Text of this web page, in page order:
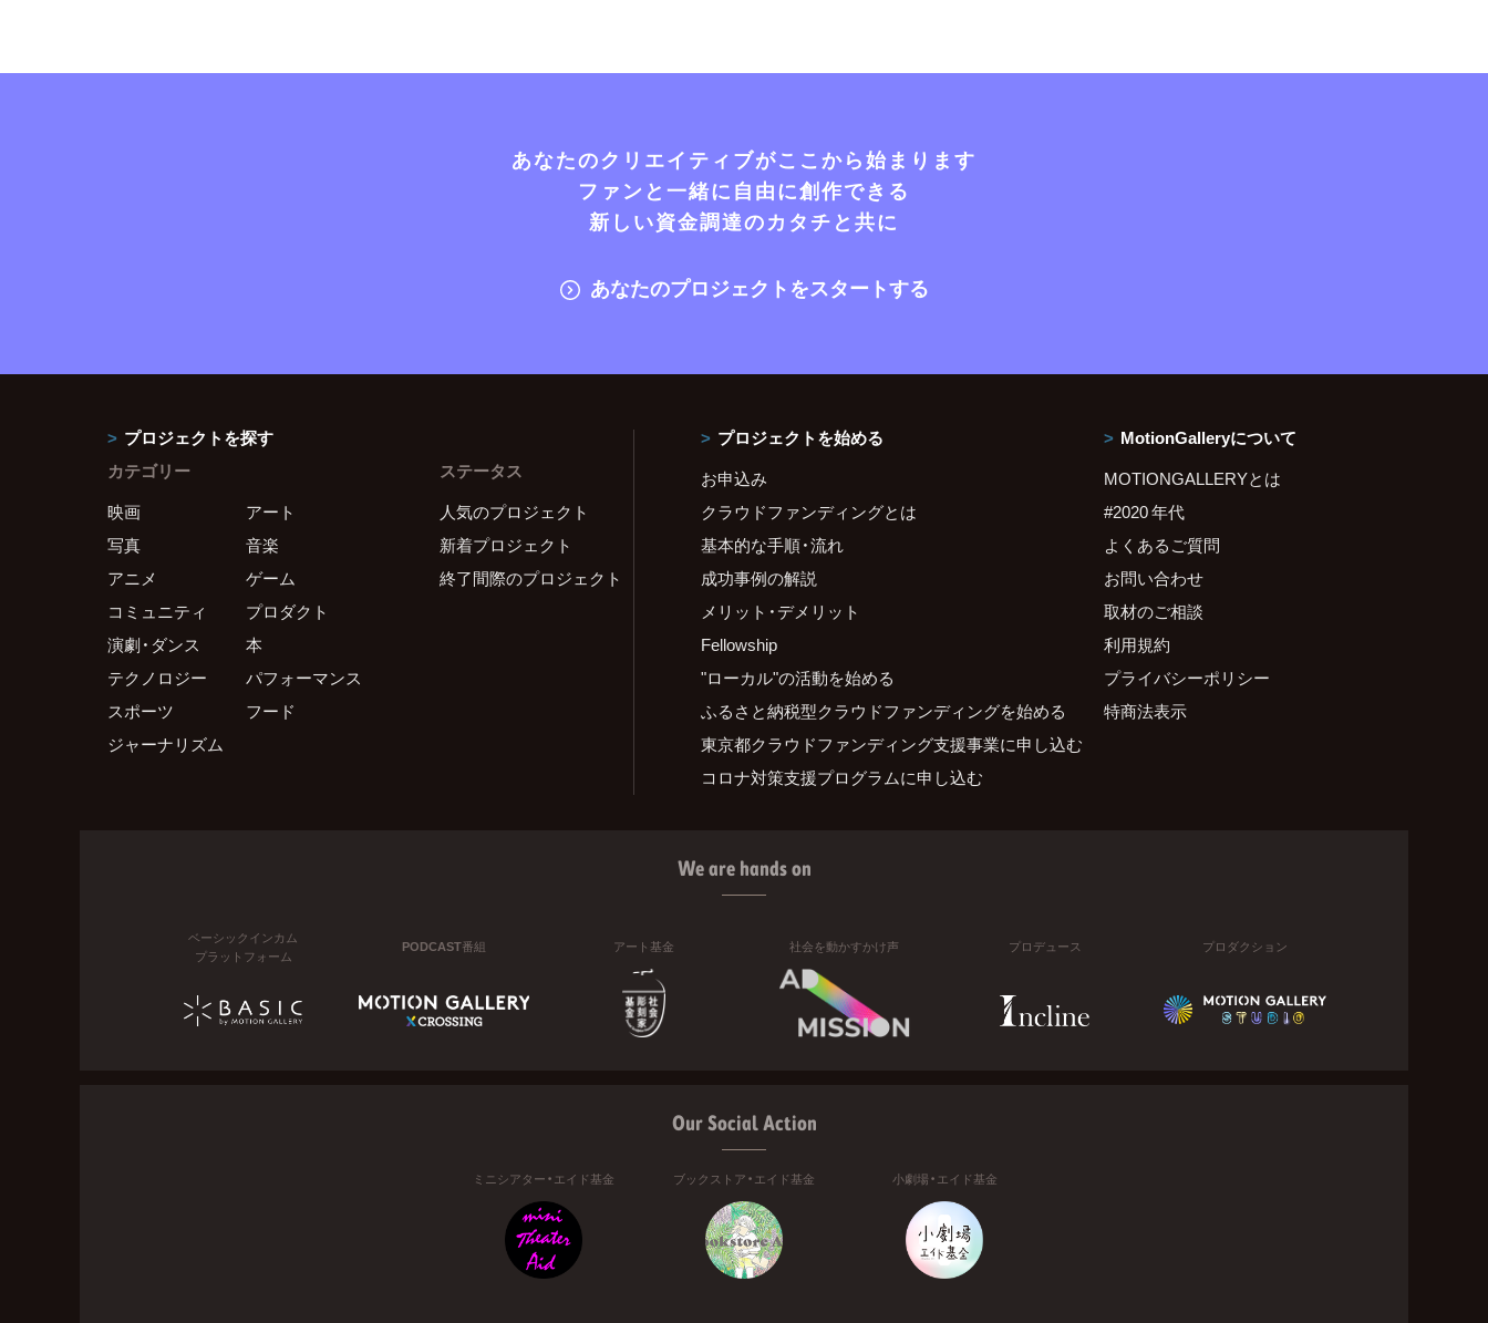
あなたのクリエイティブがここから始まります
ファンと一緒に自由に創作できる
新しい資金調達のカタチと共に
あなたのプロジェクトをスタートする
プロジェクトを探す
カテゴリー
映画
アート
写真
音楽
アニメ
ゲーム
コミュニティ
プロダクト
演劇・ダンス
本
テクノロジー
パフォーマンス
スポーツ
フード
ジャーナリズム
ステータス
人気のプロジェクト
新着プロジェクト
終了間際のプロジェクト
プロジェクトを始める
お申込み
クラウドファンディングとは
基本的な手順・流れ
成功事例の解説
メリット・デメリット
Fellowship
"ローカル"の活動を始める
ふるさと納税型クラウドファンディングを始める
東京都クラウドファンディング支援事業に申し込む
コロナ対策支援プログラムに申し込む
MotionGalleryについて
MOTIONGALLERYとは
#2020 年代
よくあるご質問
お問い合わせ
取材のご相談
利用規約
プライバシーポリシー
特商法表示
We are hands on
ベーシックインカム
プラットフォーム
PODCAST番組 アート基金 社会を動かすかけ声 プロデュース プロダクション
Our Social Action
ミニシアター・エイド基金 ブックストア・エイド基金 小劇場・エイド基金